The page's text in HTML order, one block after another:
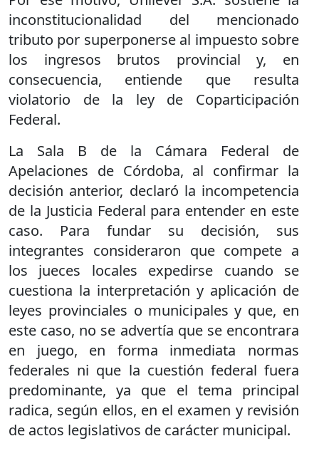
inconstitucionalidad del mencionado
tributo por superponerse al impuesto sobre
los ingresos brutos provincial y, en
consecuencia, entiende que resulta
violatorio de la ley de Coparticipación
Federal.
La Sala B de la Cámara Federal de
Apelaciones de Córdoba, al confirmar la
decisión anterior, declaró la incompetencia
de la Justicia Federal para entender en este
caso. Para fundar su decisión, sus
integrantes consideraron que compete a
los jueces locales expedirse cuando se
cuestiona la interpretación y aplicación de
leyes provinciales o municipales y que, en
este caso, no se advertía que se encontrara
en juego, en forma inmediata normas
federales ni que la cuestión federal fuera
predominante, ya que el tema principal
radica, según ellos, en el examen y revisión
de actos legislativos de carácter municipal.